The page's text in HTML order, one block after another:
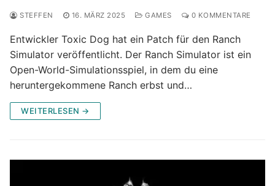
STEFFEN 16. MÄRZ 2025 GAMES 0 KOMMENTARE
Entwickler Toxic Dog hat ein Patch für den Ranch
Simulator veröffentlicht. Der Ranch Simulator ist ein
Open-World-Simulationsspiel, in dem du eine
heruntergekommene Ranch erbst und…
WEITERLESEN →